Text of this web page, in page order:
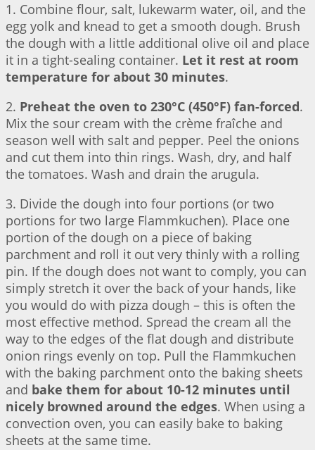
1. Combine flour, salt, lukewarm water, oil, and the
egg yolk and knead to get a smooth dough. Brush
the dough with a little additional olive oil and place
it in a tight-sealing container. Let it rest at room
temperature for about 30 minutes.
2. Preheat the oven to 230°C (450°F) fan-forced.
Mix the sour cream with the crème fraîche and
season well with salt and pepper. Peel the onions
and cut them into thin rings. Wash, dry, and half
the tomatoes. Wash and drain the arugula.
3. Divide the dough into four portions (or two
portions for two large Flammkuchen). Place one
portion of the dough on a piece of baking
parchment and roll it out very thinly with a rolling
pin. If the dough does not want to comply, you can
simply stretch it over the back of your hands, like
you would do with pizza dough – this is often the
most effective method. Spread the cream all the
way to the edges of the flat dough and distribute
onion rings evenly on top. Pull the Flammkuchen
with the baking parchment onto the baking sheets
and bake them for about 10-12 minutes until
nicely browned around the edges. When using a
convection oven, you can easily bake to baking
sheets at the same time.